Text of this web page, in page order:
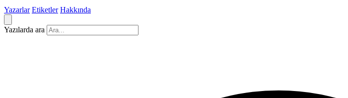
Yazarlar Etiketler Hakkında
Yazılarda ara